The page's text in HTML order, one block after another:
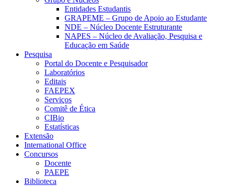
Entidades Estudantis
GRAPEME – Grupo de Apoio ao Estudante
NDE – Núcleo Docente Estruturante
NAPES – Núcleo de Avaliação, Pesquisa e
Educação em Saúde
Pesquisa
Portal do Docente e Pesquisador
Laboratórios
Editais
FAEPEX
Serviços
Comitê de Ética
CIBio
Estatísticas
Extensão
International Office
Concursos
Docente
PAEPE
Biblioteca